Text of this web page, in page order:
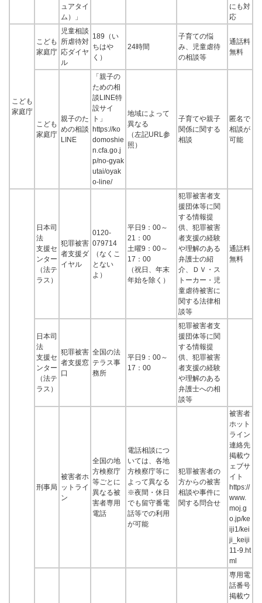
ュアタイ
ム）」
にも対
応
こども
家庭庁
こども
家庭庁
児童相談
所虐待対
応ダイヤ
ル
189（い
ちはや
く）
24時間
子育ての悩
み、児童虐待
の相談等
通話料
無料
こども
家庭庁
親子のた
めの相談
LINE
「親子の
ための相
談LINE特
設サイ
ト」
https://ko
domoshie
n.cfa.go.j
p/no-gyak
utai/oyak
o-line/
地域によって
異なる
（左記URL参
照）
子育てや親子
関係に関する
相談
匿名で
相談が
可能
日本司
法
支援セ
ンター
（法テ
ラス）
犯罪被害
者支援ダ
イヤル
0120-
079714
（なくこ
とない
よ）
平日9：00～
21：00
土曜9：00～
17：00
（祝日、年末
年始を除く）
犯罪被害者支
援団体等に関
する情報提
供、犯罪被害
者支援の経験
や理解のある
弁護士の紹
介、ＤＶ・ス
トーカー・児
童虐待被害に
関する法律相
談等
通話料
無料
日本司
法
支援セ
ンター
（法テ
ラス）
犯罪被害
者支援窓
口
全国の法
テラス事
務所
平日9：00～
17：00
犯罪被害者支
援団体等に関
する情報提
供、犯罪被害
者支援の経験
や理解のある
弁護士への相
談等
刑事局
被害者ホ
ットライ
ン
全国の地
方検察庁
等ごとに
異なる被
害者専用
電話
電話相談につ
いては、各地
方検察庁等に
よって異なる
※夜間・休日
でも留守番電
話等での利用
が可能
犯罪被害者の
方からの被害
相談や事件に
関する問合せ
被害者
ホット
ライン
連絡先
掲載ウ
ェブサ
イト
https://
www.
moj.g
o.jp/ke
iji1/kei
ji_keiji
11-9.ht
ml
専用電
話番号
掲載ウ